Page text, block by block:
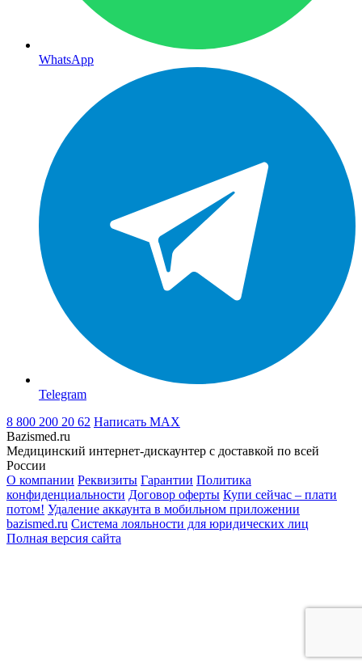
WhatsApp
Telegram
8 800 200 20 62 Написать MAX
Bazismed.ru
Медицинский интернет-дискаунтер с доставкой по всей
России
О компании Реквизиты Гарантии Политика
конфиденциальности Договор оферты Купи сейчас – плати
потом! Удаление аккаунта в мобильном приложении
bazismed.ru Система лояльности для юридических лиц
Полная версия сайта